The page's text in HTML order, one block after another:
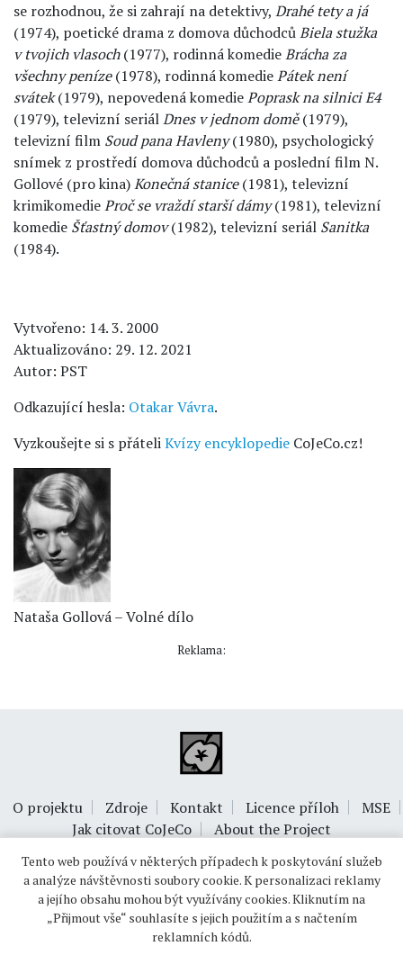
se rozhodnou, že si zahrají na detektivy, Drahé tety a já
(1974), poetické drama z domova důchodcůBiela stužka
v tvojich vlasoch(1977), rodinná komedieBrácha za
všechny peníze(1978), rodinná komediePátek není
svátek(1979), nepovedená komediePoprask na silnici E4
(1979), televizní seriálDnes v jednom domě(1979),
televizní film Soud pana Havleny(1980), psychologický
snímek z prostředí domova důchodců a poslední film N.
Gollové (pro kina)Konečná stanice(1981), televizní
krimikomedieProč se vraždí starší dámy(1981), televizní
komedie Šťastný domov(1982), televizní seriál Sanitka
(1984).
Vytvořeno: 14. 3. 2000
Aktualizováno: 29. 12. 2021
Autor: PST
Odkazující hesla: Otakar Vávra.
Vyzkoušejte si s přáteliKvízy encyklopedie CoJeCo.cz!
Nataša Gollová – Volné dílo
Reklama:
O projektu Zdroje Kontakt Licence příloh
MSE
Jak citovat CoJeCo
About the Project
© 1999-2026OPTIMUS s.r.o.
Tento web používá v některých případech k poskytování služeb
a analýze návštěvnosti soubory cookie. K personalizaci reklamy
a jejího obsahu mohou být využívány cookies. Kliknutím na
„Přijmout vše“ souhlasíte s jejich použitím a s načtením
reklamních kódů.